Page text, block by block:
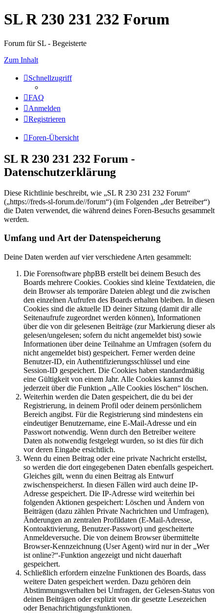
SL R 230 231 232 Forum
Forum für SL - Begeisterte
Zum Inhalt
Schnellzugriff
FAQ
Anmelden
Registrieren
Foren-Übersicht
SL R 230 231 232 Forum -
Datenschutzerklärung
Diese Richtlinie beschreibt, wie „SL R 230 231 232 Forum“
(„https://freds-sl-forum.de//forum“) (im Folgenden „der Betreiber“)
die Daten verwendet, die während deines Foren-Besuchs gesammelt
werden.
Umfang und Art der Datenspeicherung
Deine Daten werden auf vier verschiedene Arten gesammelt:
Die Forensoftware phpBB erstellt bei deinem Besuch des
Boards mehrere Cookies. Cookies sind kleine Textdateien, die
dein Browser als temporäre Dateien ablegt und die zwischen
den einzelnen Aufrufen des Boards erhalten bleiben. In diesen
Cookies sind die aktuelle ID deiner Sitzung (damit dir alle
Seitenaufrufe zugeordnet werden können), Informationen
über die von dir gelesenen Beiträge (zur Markierung dieser als
gelesen/ungelesen; sofern du nicht angemeldet bist) sowie
Informationen über deine Teilnahme an Umfragen (sofern du
nicht angemeldet bist) gespeichert. Ferner werden deine
Benutzer-ID, ein Authentifizierungsschlüssel und eine
Session-ID gespeichert. Die Cookies haben standardmäßig
eine Gültigkeit von einem Jahr. Alle Cookies kannst du
jederzeit über die Funktion „Alle Cookies löschen“ löschen.
Weiterhin werden die Daten gespeichert, die du bei der
Registrierung, in deinem Profil oder deinem persönlichem
Bereich angibst. Für die Registrierung sind mindestens ein
eindeutiger Benutzername, eine E-Mail-Adresse und ein
Passwort notwendig. Wenn durch den Betreiber weitere
Daten als notwendig festgelegt wurden, so ist dies für dich
vor deren Eingabe ersichtlich.
Wenn du einen Beitrag oder eine private Nachricht erstellst,
so werden die dort eingegebenen Daten ebenfalls gespeichert.
Gleiches gilt, wenn du einen Beitrag als Entwurf
zwischenspeicherst. In diesen Fällen wird auch deine IP-
Adresse gespeichert. Die IP-Adresse wird weiterhin bei
folgenden Aktionen gespeichert: Löschen und Ändern von
Beiträgen (dazu zählen Private Nachrichten und Umfragen),
Änderungen an zentralen Profildaten (E-Mail-Adresse,
Kontoaktivierung, Benutzer-Passwort) und gescheiterte
Anmeldeversuche. Die von deinem Browser übermittelte
Browser-Kennzeichnung (User Agent) wird nur in der „Wer
ist online?“-Funktion angezeigt und nicht dauerhaft
gespeichert.
Schließlich erfordern einzelne Funktionen des Boards, dass
weitere Daten gespeichert werden. Dazu gehören dein
Abstimmungsverhalten bei Umfragen, der Gelesen-Status von
deinen Beiträgen oder explizit von dir gesetzte Lesezeichen
oder Benachrichtigungsfunktionen.